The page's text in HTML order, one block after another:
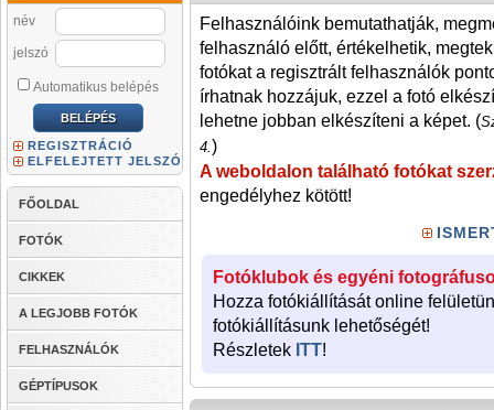
név
jelszó
Automatikus belépés
REGISZTRÁCIÓ
ELFELEJTETT JELSZÓ
FŐOLDAL
FOTÓK
CIKKEK
A LEGJOBB FOTÓK
FELHASZNÁLÓK
GÉPTÍPUSOK
Felhasználóink bemutathatják,
felhasználó előtt, értékelhetik,
fotókat a regisztrált felhasználók
írhatnak hozzájuk, ezzel a fotó
lehetne jobban elkészíteni a képet. (
4.)
A weboldalon található fotókat
engedélyhez kötött!
Fotóklubok és egyéni
Hozza fotókiállítását online
fotókiállításunk lehetőségét!
Részletek ITT!